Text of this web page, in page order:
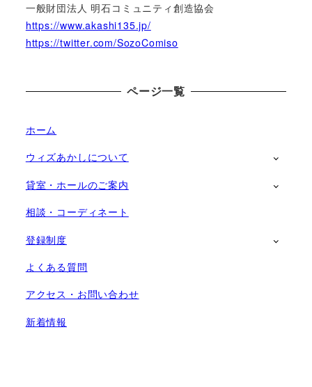
一般財団法人 明石コミュニティ創造協会
https://www.akashi135.jp/
https://twitter.com/SozoComiso
ページ一覧
ホーム
ウィズあかしについて
貸室・ホールのご案内
相談・コーディネート
登録制度
よくある質問
アクセス・お問い合わせ
新着情報